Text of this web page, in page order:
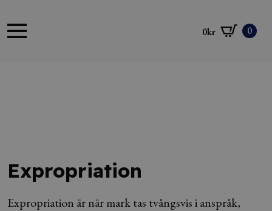
0kr 0
Expropriation
Expropriation är när mark tas tvångsvis i anspråk,